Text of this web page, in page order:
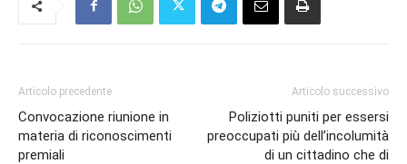
Articolo precedente
Convocazione riunione in
materia di riconoscimenti
premiali
Articolo successivo
Poliziotti puniti per essersi
preoccupati più dell’incolumità
di un cittadino che di